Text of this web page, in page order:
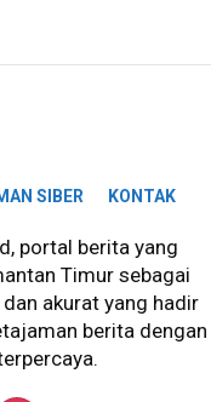
SIBER KONTAK
portal berita yang
Timur sebagai
akurat yang hadir
berita dengan